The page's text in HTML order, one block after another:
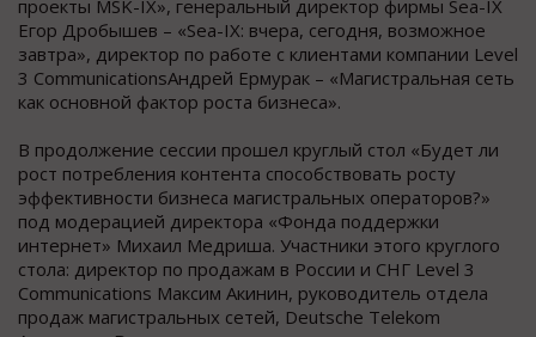
проекты MSK-IX», генеральный директор фирмы Sea-IX
Егор Дробышев – «Sea-IX: вчера, сегодня, возможное
завтра», директор по работе с клиентами компании Level
3 CommunicationsАндрей Ермурак – «Магистральная сеть
как основной фактор роста бизнеса».
В продолжение сессии прошел круглый стол «Будет ли
рост потребления контента способствовать росту
эффективности бизнеса магистральных операторов?»
под модерацией директора «Фонда поддержки
интернет» Михаил Медриша. Участники этого круглого
стола: директор по продажам в России и СНГ Level 3
Communications Максим Акинин, руководитель отдела
продаж магистральных сетей, Deutsche Telekom